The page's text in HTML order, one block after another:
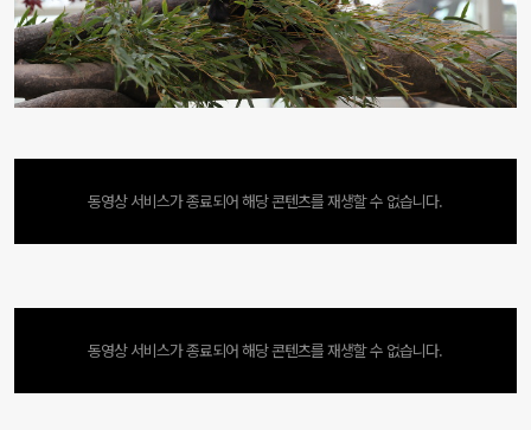
동영상 서비스가 종료되어 해당 콘텐츠를 재생할 수 없습니다.
동영상 서비스가 종료되어 해당 콘텐츠를 재생할 수 없습니다.